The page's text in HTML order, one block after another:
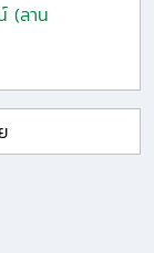
(ลาน